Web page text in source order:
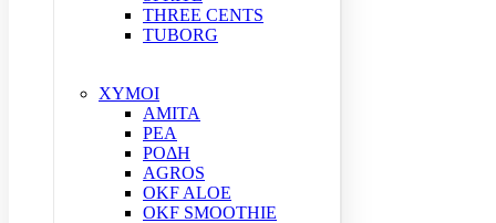
THREE CENTS
TUBORG
ΧΥΜΟΙ
ΑΜΙΤΑ
ΡΕΑ
ΡΟΔΗ
AGROS
OKF ALOE
OKF SMOOTHIE